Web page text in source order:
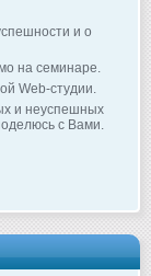
и о
на семинаре.
Web-студии.
и неуспешных
с Вами.